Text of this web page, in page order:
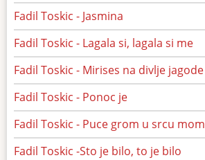
Fadil Toskic - Jasmina
Fadil Toskic - Lagala si, lagala si me
Fadil Toskic - Mirises na divlje jagode
Fadil Toskic - Ponoc je
Fadil Toskic - Puce grom u srcu mom
Fadil Toskic -Sto je bilo, to je bilo